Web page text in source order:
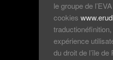
le groupe de
cookies
expérience
du droit de l’île